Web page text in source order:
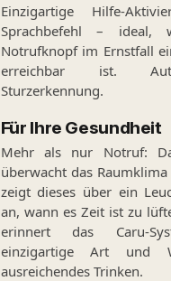
Einzigartige Hilfe-
Sprachbefehl – ideal,
Notrufknopf im Ernstfall
erreichbar ist.
Sturzerkennung.
Für Ihre Gesundheit
Mehr als nur Notruf:
überwacht das Raumklima
zeigt dieses über ein
an, wann es Zeit ist zu
erinnert das Caru-
einzigartige Art und
ausreichendes Trinken.